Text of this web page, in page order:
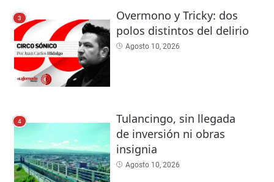
3
Overmono y Tricky: dos
polos distintos del delirio
Agosto 10, 2026
4
Tulancingo, sin llegada
de inversión ni obras
insignia
Agosto 10, 2026